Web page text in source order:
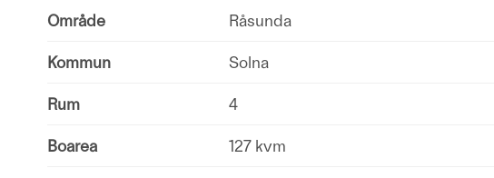
Område Råsunda
Kommun Solna
Rum 4
Boarea 127 kvm